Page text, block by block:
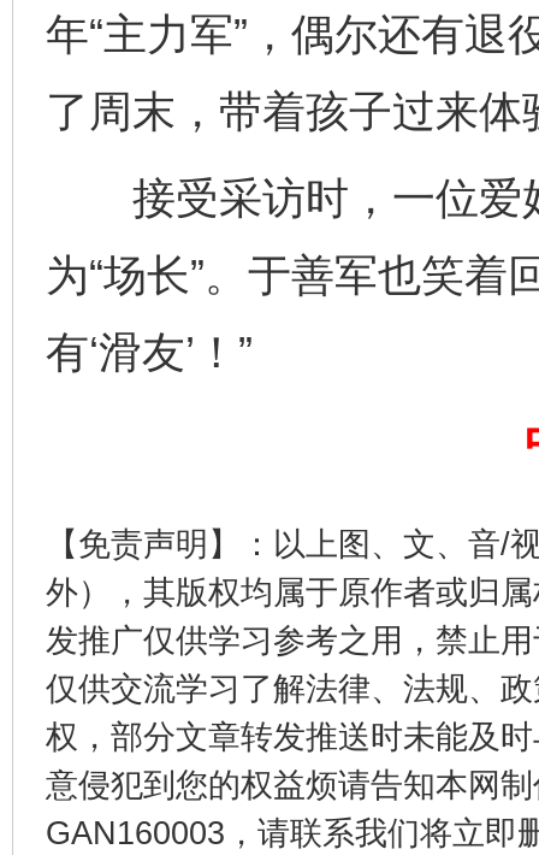
年“主力军”，偶尔还有退
了周末，带着孩子过来
接受采访时，一位爱
为“场长”。于善军也笑着
有‘滑友’！”
【免责声明】：以上图、文、音/
外），其版权均属于原作者或归
发推广仅供学习参考之用，禁止
仅供交流学习了解法律、法规、
权，部分文章转发推送时未能及
意侵犯到您的权益烦请告知本网
GAN160003，请联系我们将立即
东山县通报“牛蛙产品抗生素超标问题” 法